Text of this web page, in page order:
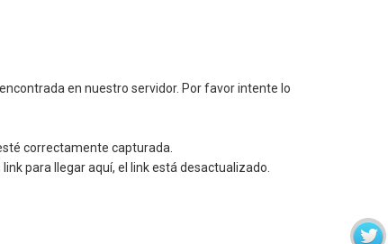
en nuestro servidor. Por favor intente lo
correctamente capturada.
para llegar aquí, el link está desactualizado.